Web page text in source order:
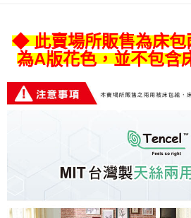
【「AFTEE先享後付」結帳流程】
１．於結帳方式選擇「AFTEE先享後付」後
結帳頁面，進行簡訊認證並確認金額後，即可
３．收到繳費通知簡訊後14天內，點擊此簡訊
ATM／網路銀行／等多元方式進行付款，方視
※ 交易是否成功請以「AFTEE先享後付 」之
客戶支援中心」
https://
１．透過由恩沛科技股份有限公司提供之「
每筆NT$80
宅配-離島
◆ 此賣場所販售為床包
為A版花色，並不包